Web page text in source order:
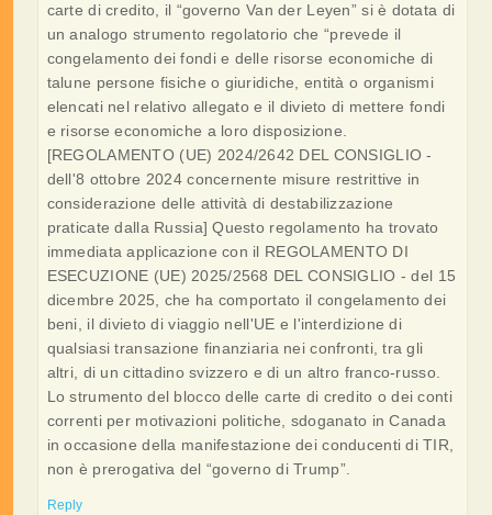
carte di credito, il “governo Van der Leyen” si è dotata di
un analogo strumento regolatorio che “prevede il
congelamento dei fondi e delle risorse economiche di
talune persone fisiche o giuridiche, entità o organismi
elencati nel relativo allegato e il divieto di mettere fondi
e risorse economiche a loro disposizione.
[REGOLAMENTO (UE) 2024/2642 DEL CONSIGLIO -
dell'8 ottobre 2024 concernente misure restrittive in
considerazione delle attività di destabilizzazione
praticate dalla Russia] Questo regolamento ha trovato
immediata applicazione con il REGOLAMENTO DI
ESECUZIONE (UE) 2025/2568 DEL CONSIGLIO - del 15
dicembre 2025, che ha comportato il congelamento dei
beni, il divieto di viaggio nell'UE e l'interdizione di
qualsiasi transazione finanziaria nei confronti, tra gli
altri, di un cittadino svizzero e di un altro franco-russo.
Lo strumento del blocco delle carte di credito o dei conti
correnti per motivazioni politiche, sdoganato in Canada
in occasione della manifestazione dei conducenti di TIR,
non è prerogativa del “governo di Trump”.
Reply